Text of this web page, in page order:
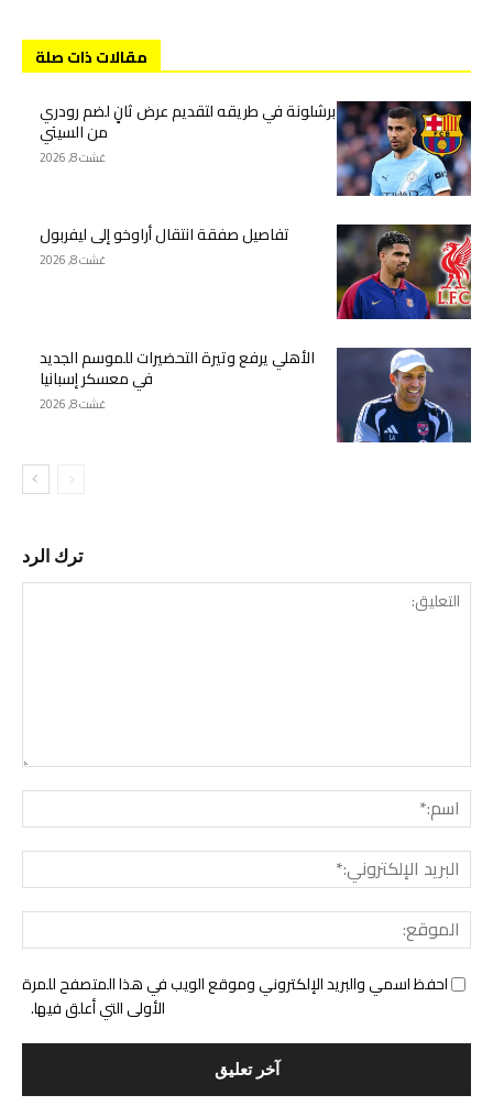
مقالات ذات صلة
برشلونة في طريقه لتقديم عرض ثانٍ لضم رودري
من السيتي
غشت 8, 2026
تفاصيل صفقة انتقال أراوخو إلى ليفربول
غشت 8, 2026
الأهلي يرفع وتيرة التحضيرات للموسم الجديد
في معسكر إسبانيا
غشت 8, 2026
ترك الرد
احفظ اسمي والبريد الإلكتروني وموقع الويب في هذا المتصفح للمرة
الأولى التي أعلق فيها.